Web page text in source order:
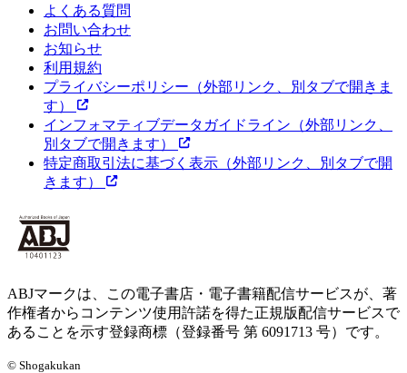
よくある質問
お問い合わせ
お知らせ
利用規約
プライバシーポリシー （外部リンク、別タブで開きま
す）
インフォマティブデータガイドライン （外部リンク、
別タブで開きます）
特定商取引法に基づく表示 （外部リンク、別タブで開
きます）
ABJマークは、この電子書店・電子書籍配信サービスが、著
作権者からコンテンツ使用許諾を得た正規版配信サービスで
あることを示す登録商標（登録番号 第 6091713 号）です。
© Shogakukan